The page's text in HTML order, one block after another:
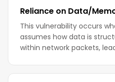
Reliance on Data/
This vulnerability occurs
assumes how data is
within network packets,